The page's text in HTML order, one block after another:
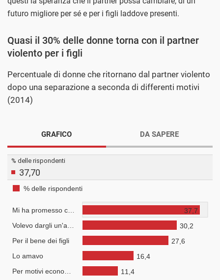
futuro migliore per sé e per i figli laddove presenti.
Quasi il 30% delle donne torna con il partner
violento per i figli
Percentuale di donne che ritornano dal partner violento
dopo una separazione a seconda di differenti motivi
(2014)
GRAFICO DA SAPERE